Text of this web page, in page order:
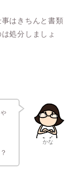
はきちんと書類
処分しましょ
かな